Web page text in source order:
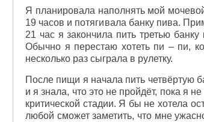
Я планировала наполнять мой
19 часов и потягивала банку пива.
21 час я закончила пить третью
Обычно я перестаю хотеть пи – пи,
несколько раз сыграла в рулетку.
После пищи я начала пить четвёртую
и я знала, что это не пройдёт, пока я
критической стадии. Я бы не хотела
любой сможет заметить, что мне